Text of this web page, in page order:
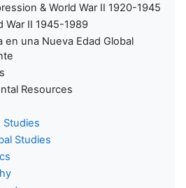
& World War II 1920-1945
War II 1945-1989
en una Nueva Edad Global
Resources
Studies
Studies